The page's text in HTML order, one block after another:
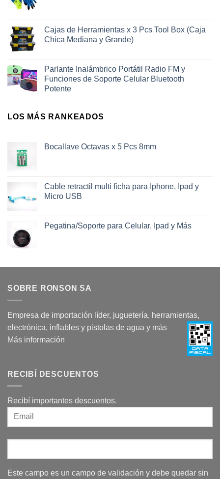
Cajas de Herramientas x 3 Pcs Tool Box (Caja
Chica Mediana y Grande)
Parlante Inalámbrico Portátil Radio FM y
Funciones de Soporte Celular Bluetooth
Potente
LOS MÁS RANKEADOS
Bocallave Octavas x 5 Pcs 8mm
Cable retractil multi ficha para Iphone, Ipad y
Micro USB
Pegatina/Soporte para Celular, Ipad y Más
SOBRE RONSON SA
Empresa de importación líder, juguetería, herramientas,
electrónica, inflables y pistolas de agua y más
Más información
RECIBÍ DESCUENTOS
Recibí importantes descuentos.
Este campo es un campo de validación y debe quedar sin